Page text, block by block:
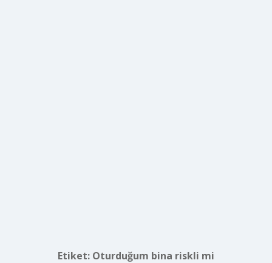
Etiket: Oturduğum bina riskli mi